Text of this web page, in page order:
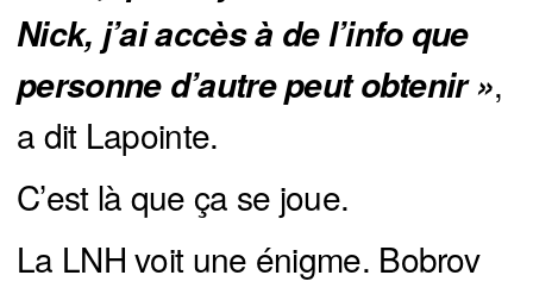
Nick, j’ai accès à de l’info que
personne d’autre peut obtenir »,
a dit Lapointe.
C’est là que ça se joue.
La LNH voit une énigme. Bobrov